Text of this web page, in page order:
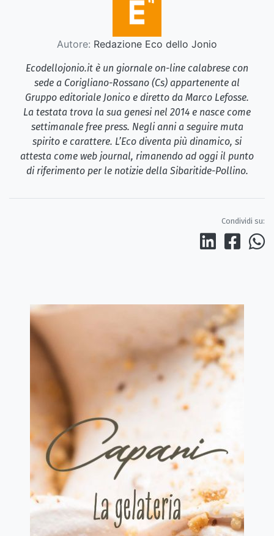
Autore: Redazione Eco dello Jonio
Ecodellojonio.it è un giornale on-line calabrese con
sede a Corigliano-Rossano (Cs) appartenente al
Gruppo editoriale Jonico e diretto da Marco Lefosse.
La testata trova la sua genesi nel 2014 e nasce come
settimanale free press. Negli anni a seguire muta
spirito e carattere. L’Eco diventa più dinamico, si
attesta come web journal, rimanendo ad oggi il punto
di riferimento per le notizie della Sibaritide-Pollino.
Condividi su: